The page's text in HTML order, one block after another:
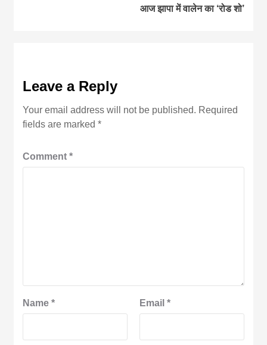
आज झापा में वालेन का ‘रोड शो’
Leave a Reply
Your email address will not be published. Required
fields are marked*
Comment*
Name* Email *